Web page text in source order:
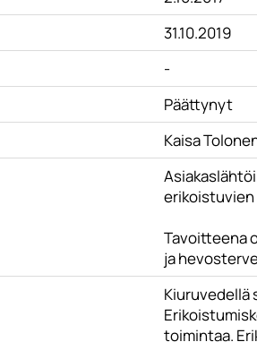
31.10.2019
-
Päättynyt
Kaisa
erikoistuvien
Tavoitteena
ja
Kiuruvedellä
toimintaa.